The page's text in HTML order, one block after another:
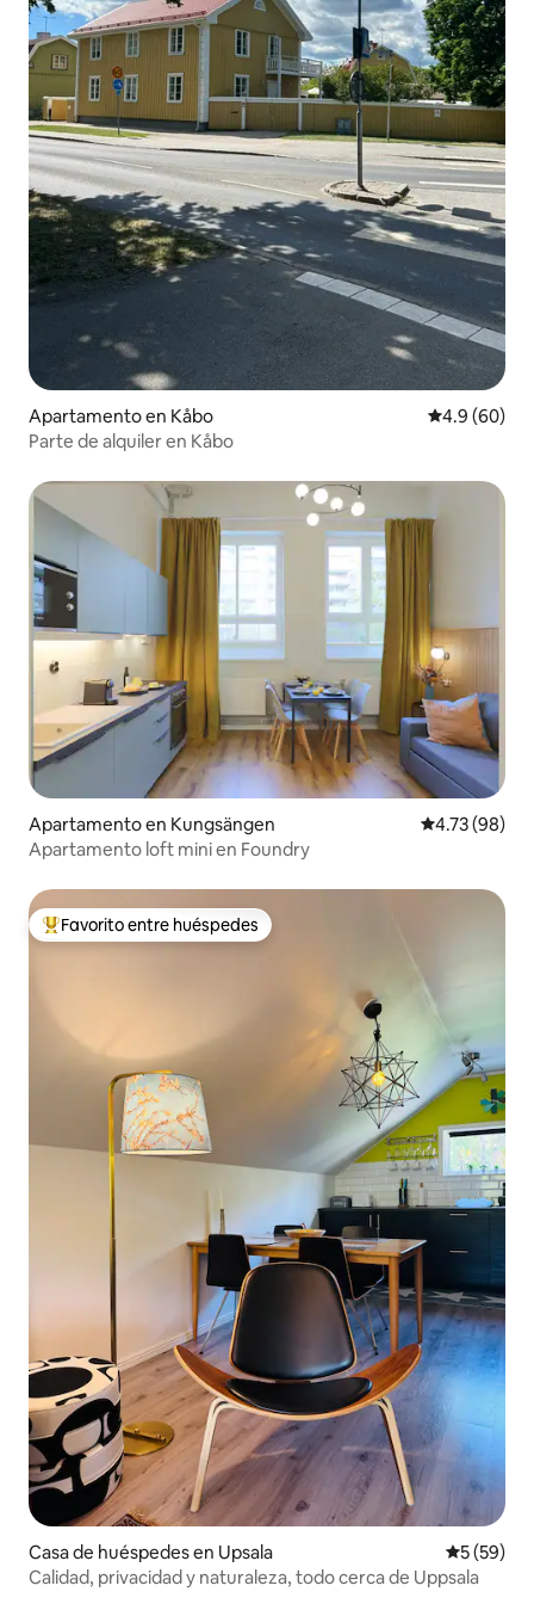
Apartamento en Kåbo Calificación
4.9 (60)
Parte de alquiler en Kåbo
Apartamento en Kungsängen Calificación
4.73 (98)
Apartamento loft mini en Foundry
Favorito entre huéspedes preferido
Favorito entre huéspedes
Casa de huéspedes en Upsala
5 (59)
Calidad, privacidad y naturaleza, todo cerca de Uppsala